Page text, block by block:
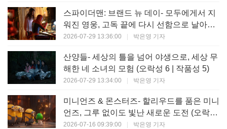
스파이더맨: 브랜드 뉴 데이- 모두에게서 지
워진 영웅, 고독 끝에 다시 선함으로 날아오
르다 (오락성 8 | 작품성 8)
2026-07-29 13:36:00 박은영 기자
산양들- 세상의 틀을 넘어 야생으로, 세상 무
해한 네 소녀의 모험 (오락성 6 | 작품성 5)
2026-07-29 13:34:00 박은영 기자
미니언즈 & 몬스터즈- 할리우드를 품은 미니
언즈, 그루 없이도 빛난 새로운 도전 (오락성
7 | 작품성 6)
2026-07-16 09:39:00 박은영 기자